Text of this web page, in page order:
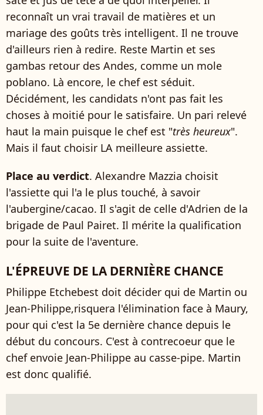
reconnaît un vrai travail de matières et un
mariage des goûts très intelligent. Il ne trouve
d'ailleurs rien à redire. Reste Martin et ses
gambas retour des Andes, comme un mole
poblano. Là encore, le chef est séduit.
Décidément, les candidats n'ont pas fait les
choses à moitié pour le satisfaire. Un pari relevé
haut la main puisque le chef est "très heureux".
Mais il faut choisir LA meilleure assiette.
Place au verdict. Alexandre Mazzia choisit
l'assiette qui l'a le plus touché, à savoir
l'aubergine/cacao. Il s'agit de celle d'Adrien de la
brigade de Paul Pairet. Il mérite la qualification
pour la suite de l'aventure.
L'ÉPREUVE DE LA DERNIÈRE CHANCE
Philippe Etchebest doit décider qui de Martin ou
Jean-Philippe,risquera l'élimination face à Maury,
pour qui c'est la 5e dernière chance depuis le
début du concours. C'est à contrecoeur que le
chef envoie Jean-Philippe au casse-pipe. Martin
est donc qualifié.